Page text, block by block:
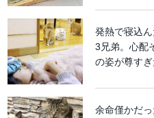
発熱で寝込
3兄弟。心配
の姿が尊すぎ
余命僅かだ